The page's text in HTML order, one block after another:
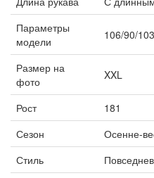
Параметры
модели
106/90/103
Размер на
фото
XXL
Рост
181
Сезон
Осенне-
Стиль